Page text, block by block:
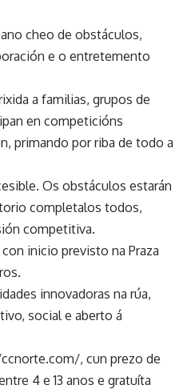
cheo de obstáculos,
e o entretemento
a familias, grupos de
en competicións
primando por riba de todo a
Os obstáculos estarán
completalos todos,
competitiva.
inicio previsto na Praza
innovadoras na rúa,
social e aberto á
, cun prezo de
4 e 13 anos e gratuíta